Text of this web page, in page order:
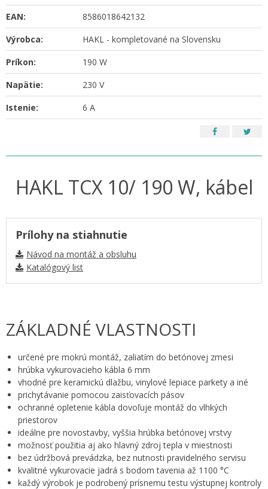
EAN:
8586018642132
Výrobca:
HAKL - kompletované na Slovensku
Príkon:
190 W
Napätie:
230 V
Istenie:
6 A
HAKL TCX 10/ 190 W, kábel
Prílohy na stiahnutie
Návod na montáž a obsluhu
Katalógový list
ZÁKLADNÉ VLASTNOSTI
určené pre mokrú montáž, zaliatím do betónovej zmesi
hrúbka vykurovacieho kábla 6 mm
vhodné pre keramickú dlažbu, vinylové lepiace parkety a iné
prichytávanie pomocou zaisťovacích pásov
ochranné opletenie kábla dovoľuje montáž do vlhkých
priestorov
ideálne pre novostavby, vyššia hrúbka betónovej vrstvy
možnosť použitia aj ako hlavný zdroj tepla v miestnosti
bez údržbová prevádzka, bez nutnosti pravidelného servisu
kvalitné vykurovacie jadrá s bodom tavenia až 1100 °C
každý výrobok je podrobený prísnemu testu výstupnej kontroly